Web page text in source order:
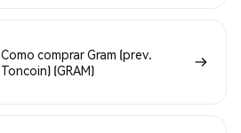
Como comprar Gram (prev.
Toncoin) (GRAM)